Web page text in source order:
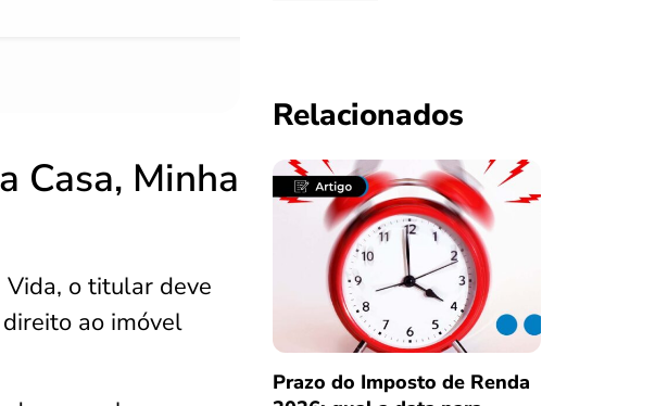
Casa, Minha
o titular deve
ao imóvel
Relacionados
Prazo do Imposto de Renda